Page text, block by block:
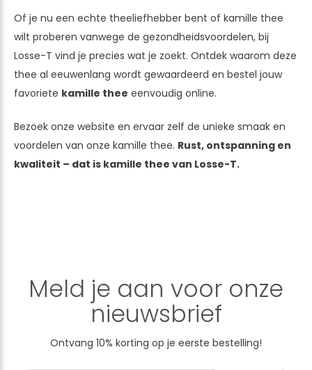
Of je nu een echte theeliefhebber bent of kamille thee
wilt proberen vanwege de gezondheidsvoordelen, bij
Losse-T vind je precies wat je zoekt. Ontdek waarom deze
thee al eeuwenlang wordt gewaardeerd en bestel jouw
favoriete kamille thee eenvoudig online.
Bezoek onze website en ervaar zelf de unieke smaak en
voordelen van onze kamille thee. Rust, ontspanning en
kwaliteit – dat is kamille thee van Losse-T.
Meld je aan voor onze
nieuwsbrief
Ontvang 10% korting op je eerste bestelling!